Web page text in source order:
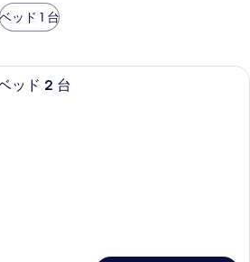
ベッド 1 台
ミニバー、セーフティボックス (室
ッド 2 台